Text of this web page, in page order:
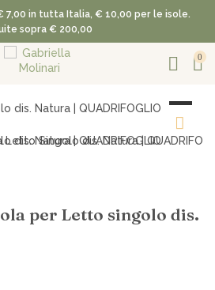
7,00 in tutta Italia, € 10,00 per le isole.
sopra € 200,00
0
per Letto singolo dis.